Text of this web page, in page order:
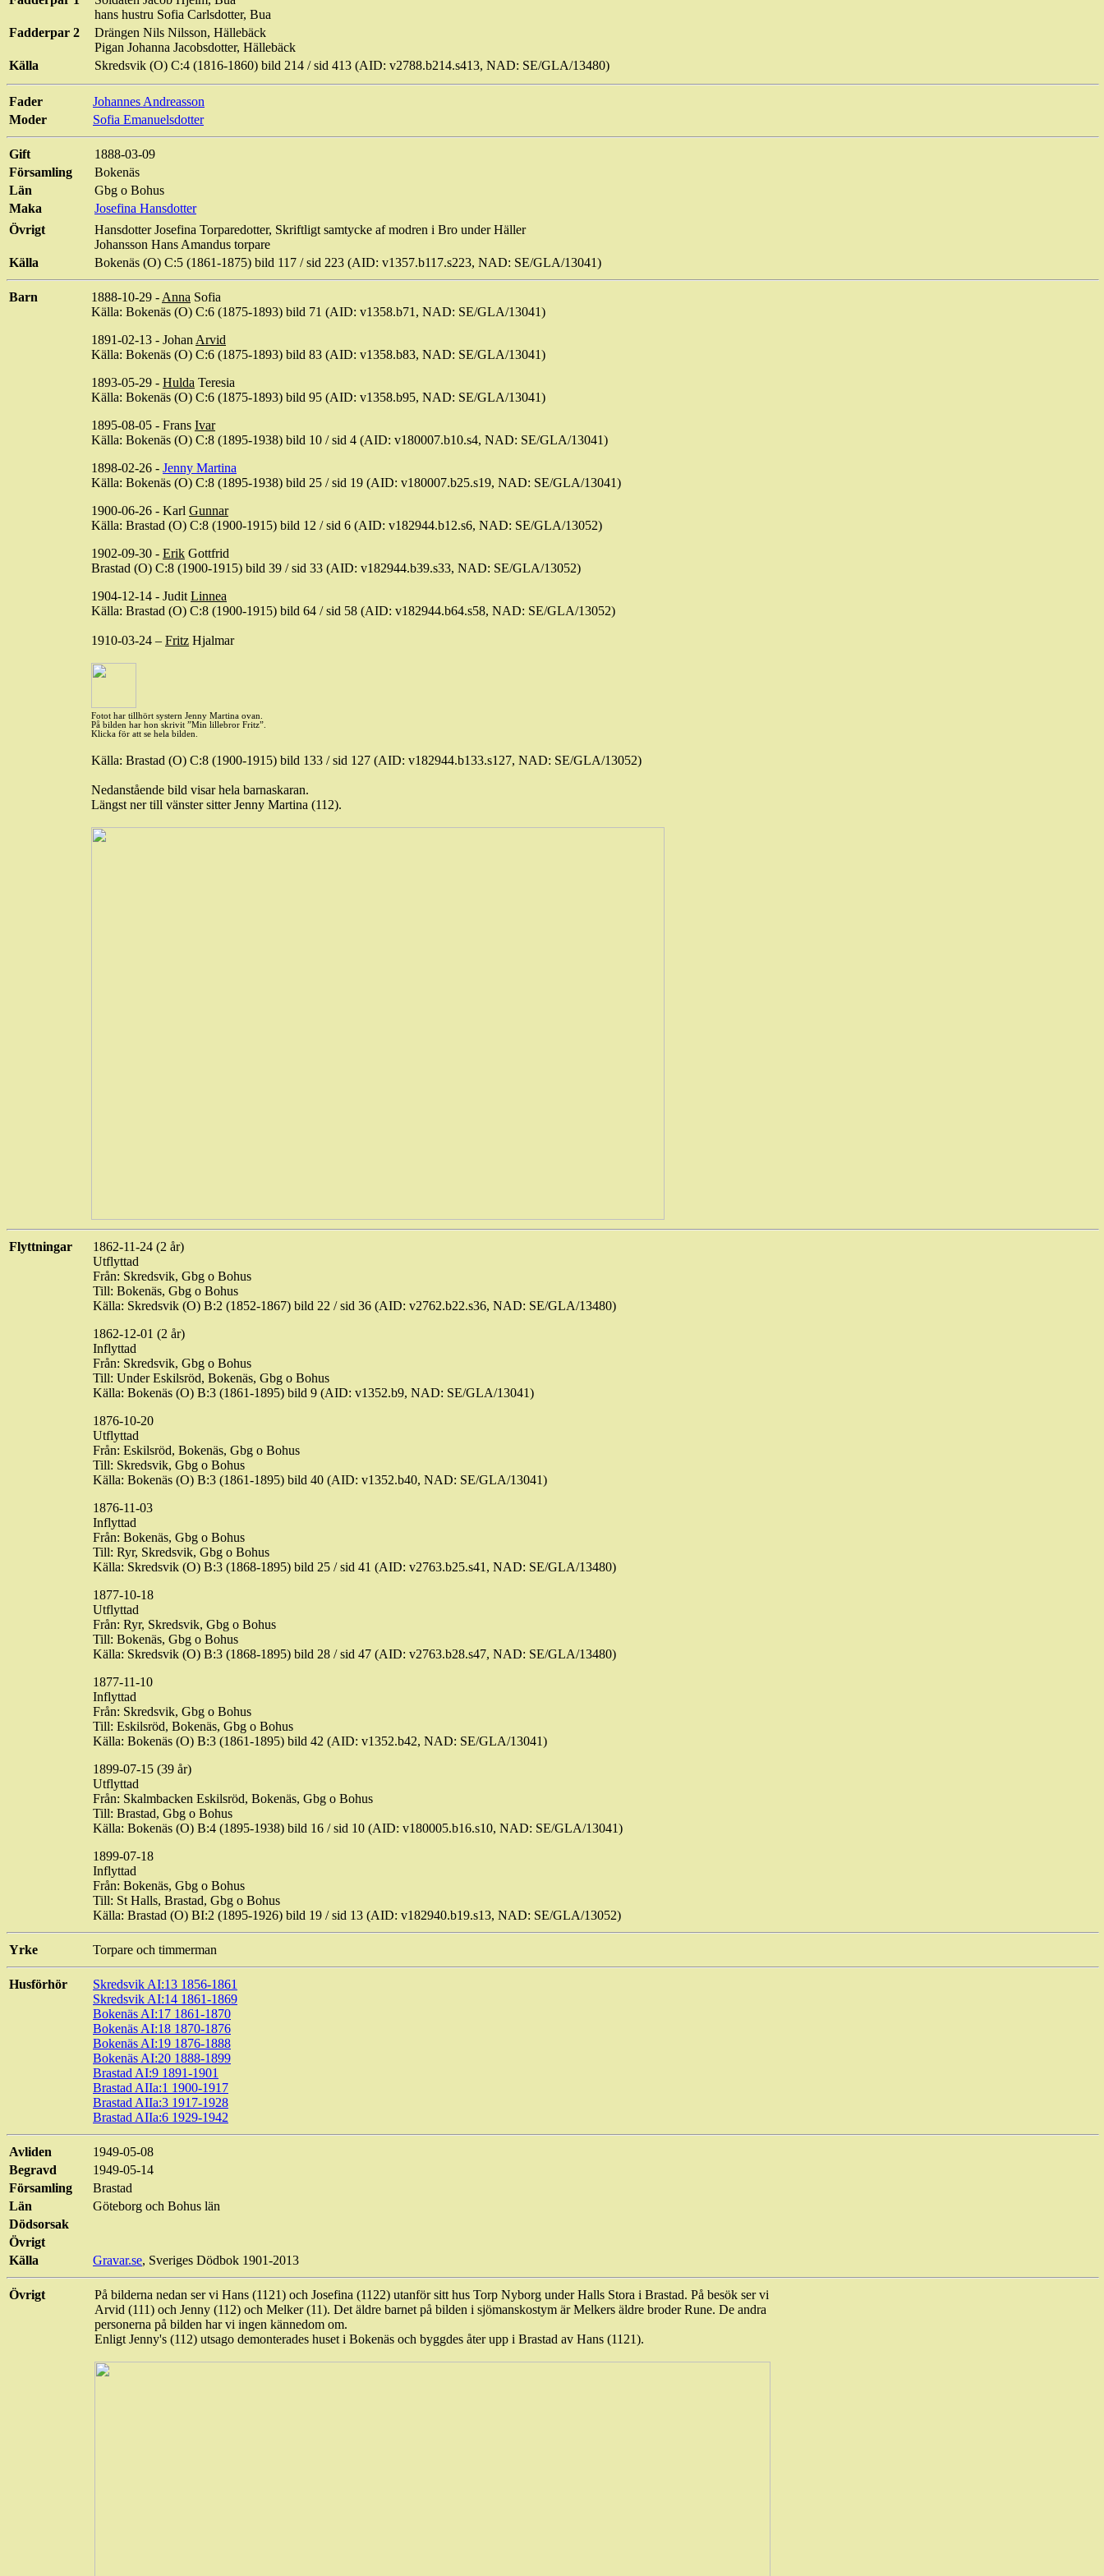
hans hustru Sofia Carlsdotter, Bua
Fadderpar 2
Drängen Nils Nilsson, Hällebäck
Pigan Johanna Jacobsdotter, Hällebäck
Källa
Skredsvik (O) C:4 (1816-1860) bild 214 / sid 413 (AID: v2788.b214.s413, NAD: SE/GLA/13480)
Fader
Johannes Andreasson
Moder
Sofia Emanuelsdotter
Gift
1888-03-09
Församling
Bokenäs
Län
Gbg o Bohus
Maka
Josefina Hansdotter
Övrigt
Hansdotter Josefina Torparedotter, Skriftligt samtycke af modren i Bro under Häller
Johansson Hans Amandus torpare
Källa
Bokenäs (O) C:5 (1861-1875) bild 117 / sid 223 (AID: v1357.b117.s223, NAD: SE/GLA/13041)
Barn 1888-10-29 - Anna Sofia
Källa: Bokenäs (O) C:6 (1875-1893) bild 71 (AID: v1358.b71, NAD: SE/GLA/13041)
1891-02-13 - Johan Arvid
Källa: Bokenäs (O) C:6 (1875-1893) bild 83 (AID: v1358.b83, NAD: SE/GLA/13041)
1893-05-29 - Hulda Teresia
Källa: Bokenäs (O) C:6 (1875-1893) bild 95 (AID: v1358.b95, NAD: SE/GLA/13041)
1895-08-05 - Frans Ivar
Källa: Bokenäs (O) C:8 (1895-1938) bild 10 / sid 4 (AID: v180007.b10.s4, NAD: SE/GLA/13041)
1898-02-26 - Jenny Martina
Källa: Bokenäs (O) C:8 (1895-1938) bild 25 / sid 19 (AID: v180007.b25.s19, NAD: SE/GLA/13041)
1900-06-26 - Karl Gunnar
Källa: Brastad (O) C:8 (1900-1915) bild 12 / sid 6 (AID: v182944.b12.s6, NAD: SE/GLA/13052)
1902-09-30 - Erik Gottfrid
Brastad (O) C:8 (1900-1915) bild 39 / sid 33 (AID: v182944.b39.s33, NAD: SE/GLA/13052)
1904-12-14 - Judit Linnea
Källa: Brastad (O) C:8 (1900-1915) bild 64 / sid 58 (AID: v182944.b64.s58, NAD: SE/GLA/13052)
1910-03-24 – Fritz Hjalmar
Fotot har tillhört systern Jenny Martina ovan.
På bilden har hon skrivit ”Min lillebror Fritz”.
Klicka för att se hela bilden.
Källa: Brastad (O) C:8 (1900-1915) bild 133 / sid 127 (AID: v182944.b133.s127, NAD: SE/GLA/13052)
Nedanstående bild visar hela barnaskaran.
Längst ner till vänster sitter Jenny Martina (112).
Flyttningar
1862-11-24 (2 år)
Utflyttad
Från: Skredsvik, Gbg o Bohus
Till: Bokenäs, Gbg o Bohus
Källa: Skredsvik (O) B:2 (1852-1867) bild 22 / sid 36 (AID: v2762.b22.s36, NAD: SE/GLA/13480)
1862-12-01 (2 år)
Inflyttad
Från: Skredsvik, Gbg o Bohus
Till: Under Eskilsröd, Bokenäs, Gbg o Bohus
Källa: Bokenäs (O) B:3 (1861-1895) bild 9 (AID: v1352.b9, NAD: SE/GLA/13041)
1876-10-20
Utflyttad
Från: Eskilsröd, Bokenäs, Gbg o Bohus
Till: Skredsvik, Gbg o Bohus
Källa: Bokenäs (O) B:3 (1861-1895) bild 40 (AID: v1352.b40, NAD: SE/GLA/13041)
1876-11-03
Inflyttad
Från: Bokenäs, Gbg o Bohus
Till: Ryr, Skredsvik, Gbg o Bohus
Källa: Skredsvik (O) B:3 (1868-1895) bild 25 / sid 41 (AID: v2763.b25.s41, NAD: SE/GLA/13480)
1877-10-18
Utflyttad
Från: Ryr, Skredsvik, Gbg o Bohus
Till: Bokenäs, Gbg o Bohus
Källa: Skredsvik (O) B:3 (1868-1895) bild 28 / sid 47 (AID: v2763.b28.s47, NAD: SE/GLA/13480)
1877-11-10
Inflyttad
Från: Skredsvik, Gbg o Bohus
Till: Eskilsröd, Bokenäs, Gbg o Bohus
Källa: Bokenäs (O) B:3 (1861-1895) bild 42 (AID: v1352.b42, NAD: SE/GLA/13041)
1899-07-15 (39 år)
Utflyttad
Från: Skalmbacken Eskilsröd, Bokenäs, Gbg o Bohus
Till: Brastad, Gbg o Bohus
Källa: Bokenäs (O) B:4 (1895-1938) bild 16 / sid 10 (AID: v180005.b16.s10, NAD: SE/GLA/13041)
1899-07-18
Inflyttad
Från: Bokenäs, Gbg o Bohus
Till: St Halls, Brastad, Gbg o Bohus
Källa: Brastad (O) BI:2 (1895-1926) bild 19 / sid 13 (AID: v182940.b19.s13, NAD: SE/GLA/13052)
Yrke Torpare och timmerman
Husförhör
Skredsvik AI:13 1856-1861
Skredsvik AI:14 1861-1869
Bokenäs AI:17 1861-1870
Bokenäs AI:18 1870-1876
Bokenäs AI:19 1876-1888
Bokenäs AI:20 1888-1899
Brastad AI:9 1891-1901
Brastad AIIa:1 1900-1917
Brastad AIIa:3 1917-1928
Brastad AIIa:6 1929-1942
Avliden
1949-05-08
Begravd
1949-05-14
Församling
Brastad
Län
Göteborg och Bohus län
Dödsorsak
Övrigt
Källa
Gravar.se, Sveriges Dödbok 1901-2013
Övrigt
På bilderna nedan ser vi Hans (1121) och Josefina (1122) utanför sitt hus Torp Nyborg under Halls Stora i Brastad. På besök ser vi
Arvid (111) och Jenny (112) och Melker (11). Det äldre barnet på bilden i sjömanskostym är Melkers äldre broder Rune. De andra
personerna på bilden har vi ingen kännedom om.
Enligt Jenny's (112) utsago demonterades huset i Bokenäs och byggdes åter upp i Brastad av Hans (1121).